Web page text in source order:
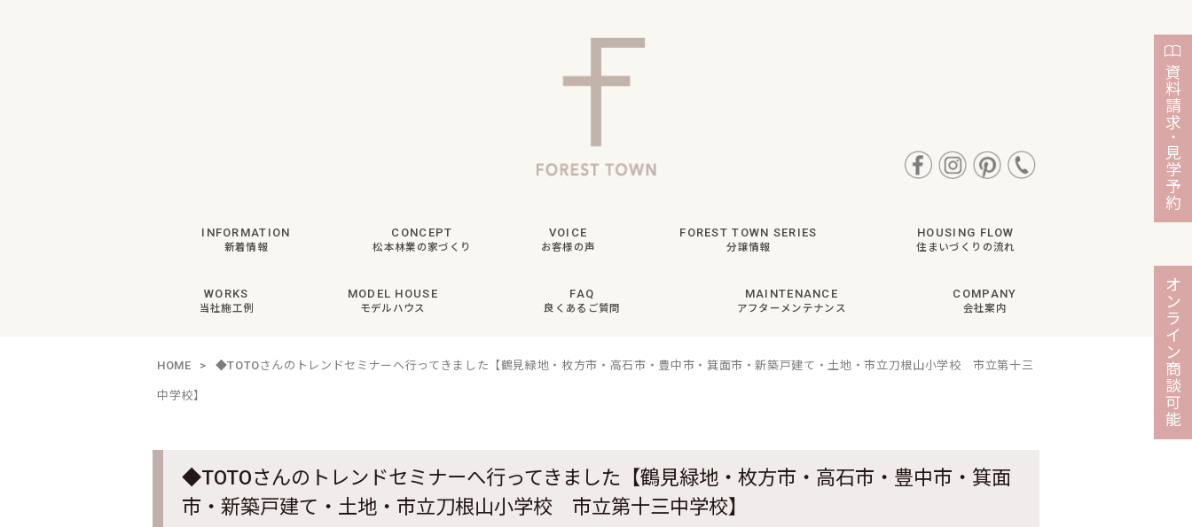
INFORMATION
新着情報
CONCEPT
松本林業の家づくり
VOICE
お客様の声
FOREST TOWN SERIES
分譲情報
HOUSING FLOW
住まいづくりの流れ
WORKS
当社施工例
MODEL HOUSE
モデルハウス
FAQ
良くあるご質問
MAINTENANCE
アフターメンテナンス
COMPANY
会社案内
HOME > ◆TOTOさんのトレンドセミナーへ行ってきました【鶴見緑地・枚方市・高石市・豊中市・箕面市・新築戸建て・土地・市立刀根山小学校 市立第十三
中学校】
◆TOTOさんのトレンドセミナーへ行ってきました【鶴見緑地・枚方市・高石市・豊中市・箕面
市・新築戸建て・土地・市立刀根山小学校 市立第十三中学校】
資
料
請
求
・
見
学
予
約
オ
ン
ラ
イ
ン
商
談
可
能